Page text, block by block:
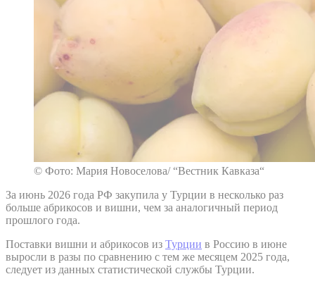
© Фото: Мария Новоселова/ “Вестник Кавказа“
За июнь 2026 года РФ закупила у Турции в несколько раз
больше абрикосов и вишни, чем за аналогичный период
прошлого года.
Поставки вишни и абрикосов из Турции в Россию в июне
выросли в разы по сравнению с тем же месяцем 2025 года,
следует из данных статистической службы Турции.